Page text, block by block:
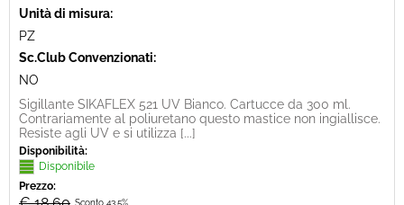
Unità di misura:
PZ
Sc.Club Convenzionati:
NO
Sigillante SIKAFLEX 521 UV Bianco. Cartucce da 300 ml.
Contrariamente al poliuretano questo mastice non ingiallisce.
Resiste agli UV e si utilizza [...]
Disponibilità:
Disponibile
Prezzo:
Sconto 43.5%